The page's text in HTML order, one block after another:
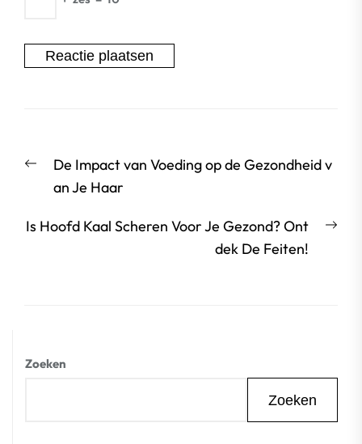
Vorige
bericht:
De Impact van Voeding op de Gezondheid v
an Je Haar
Is Hoofd Kaal Scheren Voor Je Gezond? Ont
dek De Feiten!
Zoeken
Zoeken